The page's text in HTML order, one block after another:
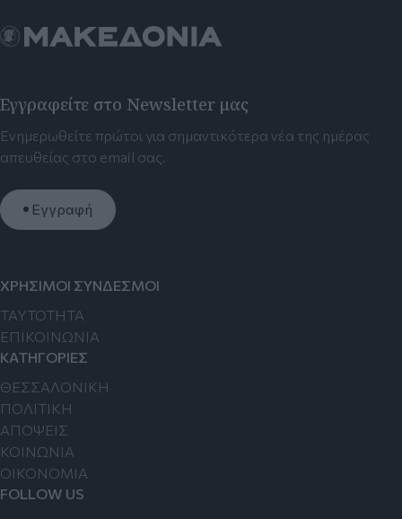
Εγγραφείτε στο Newsletter μας
Ενημερωθείτε πρώτοι για σημαντικότερα νέα της ημέρας
απευθείας στο email σας.
Εγγραφή
ΧΡΗΣΙΜΟΙ ΣΥΝΔΕΣΜΟΙ
TAYTOTHTA
ΕΠΙΚΟΙΝΩΝΙΑ
ΚΑΤΗΓΟΡΙΕΣ
ΘΕΣΣΑΛΟΝΙΚΗ
ΠΟΛΙΤΙΚΗ
ΑΠΟΨΕΙΣ
ΚΟΙΝΩΝΙΑ
ΟΙΚΟΝΟΜΙΑ
FOLLOW US